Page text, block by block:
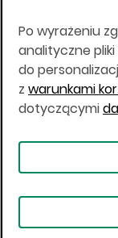
Japonii, ani
taki
których
jest możliwe
w danej
nabycie
Copyright ©
Warunki
Po wyrażeniu
analityczne
do
z warunkami
dotyczącymi